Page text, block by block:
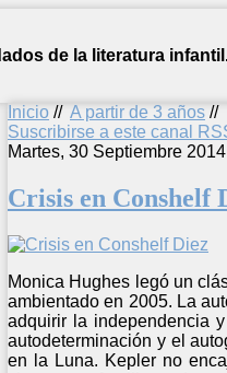
de la literatura
Inicio // A partir de 3 años //
Suscribirse a este canal
Martes, 30 Septiembre
Crisis en Conshelf
Monica Hughes legó un
ambientado en 2005. La
adquirir la independencia
autodeterminación y el
en la Luna. Kepler no